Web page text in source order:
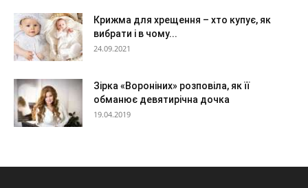
Крижма для хрещення – хто купує, як
вибрати і в чому...
24.09.2021
Зірка «Вороніних» розповіла, як її
обманює девятирічна дочка
19.04.2019